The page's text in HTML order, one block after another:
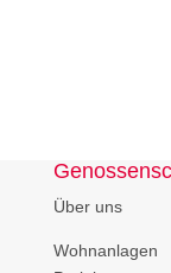
Über uns
Wohnanlagen